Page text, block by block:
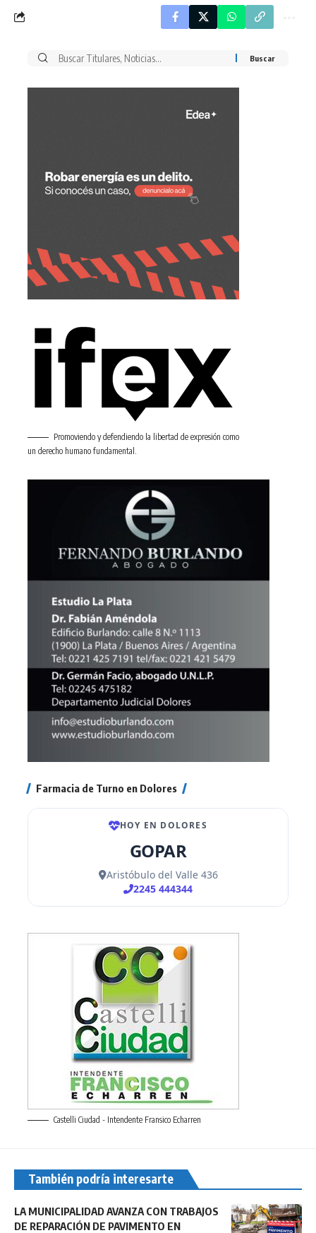
Buscar
Promoviendo y defendiendo la libertad de expresión como
un derecho humano fundamental.
Farmacia de Turno en Dolores
Castelli Ciudad - Intendente Fransico Echarren
También podría interesarte
LA MUNICIPALIDAD AVANZA CON TRABAJOS
DE REPARACIÓN DE PAVIMENTO EN